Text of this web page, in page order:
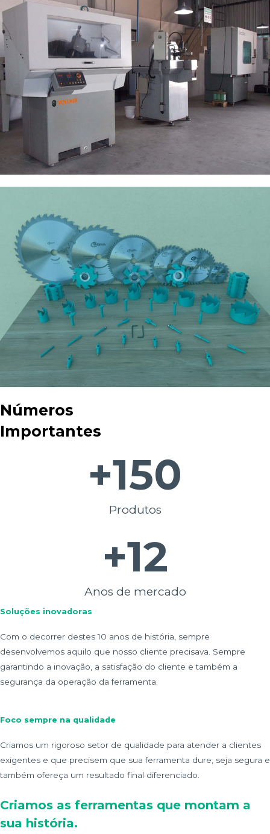
Números
Importantes
+150
Produtos
+12
Anos de mercado
Soluções inovadoras
Com o decorrer destes 10 anos de história, sempre
desenvolvemos aquilo que nosso cliente precisava. Sempre
garantindo a inovação, a satisfação do cliente e também a
segurança da operação da ferramenta.
Foco sempre na qualidade
Criamos um rigoroso setor de qualidade para atender a clientes
exigentes e que precisem que sua ferramenta dure, seja segura e
também ofereça um resultado final diferenciado.
Criamos as ferramentas que montam a
sua história.